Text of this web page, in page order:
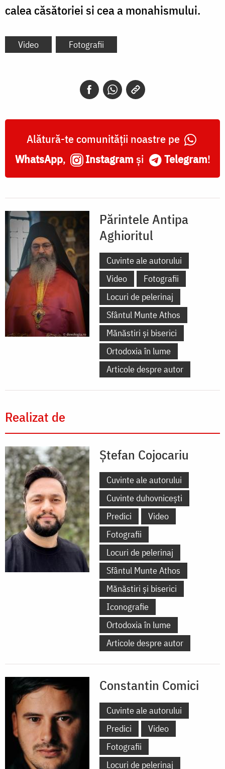
calea căsătoriei si cea a monahismului.
Video Fotografii
Alătură-te comunității noastre pe
WhatsApp, Instagram și Telegram!
Părintele Antipa
Aghioritul
Cuvinte ale autorului
Video
Fotografii
Locuri de pelerinaj
Sfântul Munte Athos
Mănăstiri și biserici
Ortodoxia în lume
Articole despre autor
Realizat de
Ștefan Cojocariu
Cuvinte ale autorului
Cuvinte duhovnicești
Predici
Video
Fotografii
Locuri de pelerinaj
Sfântul Munte Athos
Mănăstiri și biserici
Iconografie
Ortodoxia în lume
Articole despre autor
Constantin Comici
Cuvinte ale autorului
Predici
Video
Fotografii
Locuri de pelerinaj